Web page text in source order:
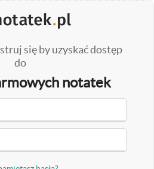
się by uzyskać dostęp
do
notatek